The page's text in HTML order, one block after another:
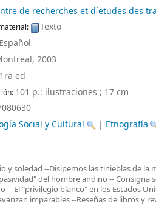
de recherches et d´etudes des
Texto
Español
2003
1ra ed
101 p.: ilustraciones ; 17 cm
Social y Cultural | Etnografía
y soledad --Disipemos las tinieblas de la
del hombre andino -- Consigna
El "privilegio blanco" en los Estados
imparables --Reseñas de libros y